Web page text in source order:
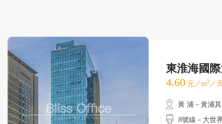
東淮海國
4.60 元／m2 ／
黃 浦－黃浦
8號線－大世界